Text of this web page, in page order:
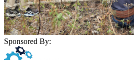
Sponsored By: